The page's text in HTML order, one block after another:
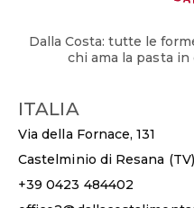
Dalla Costa: tutte le
chi ama la pasta
ITALIA
Via della Fornace, 131
Castelminio di Resana (TV)
+39 0423 484402